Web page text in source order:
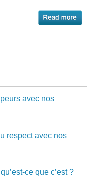
avec nos
respect avec nos
ce que c’est ?